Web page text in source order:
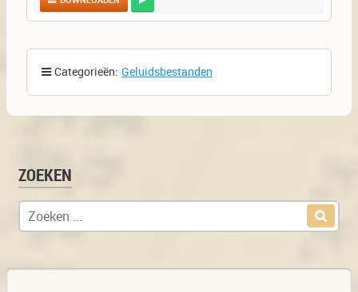
Categorieën: Geluidsbestanden
ZOEKEN
Zoek naar: